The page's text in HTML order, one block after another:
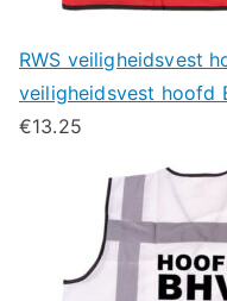
RWS veiligheidsvest
veiligheidsvest hoofd
€13.25